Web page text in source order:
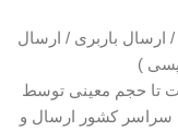
باربری / ارسال
)
تا حجم معینی توسط
سراسر کشور ارسال و